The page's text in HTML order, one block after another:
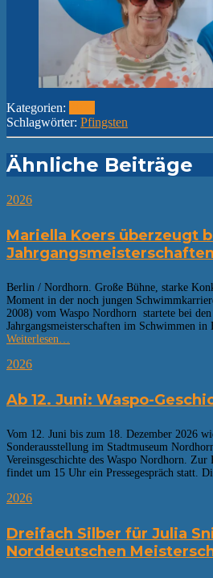
Kategorien:
Schlagwörter: Pfingsten
Ähnliche Beiträge
2026
Mariella Koers überzeugt
Berlin / Nordhorn. Große Bühne, starke
Moment in der noch jungen
2008) vom Waspo Nordhorn startete bei den
Jahrgangsmeisterschaften im Schwimmen
Weiterlesen…
2026
Ab 12. Juni: Waspo-
Vom 12. Juni bis zum 18. Dezember 2026
Sonderausstellung im Stadtmuseum
Vereinsgeschichte des Waspo Nordhorn.
findet um 15 Uhr ein Pressegespräch statt.
2026
Dreifach Silber für Julia
Norddeutschen